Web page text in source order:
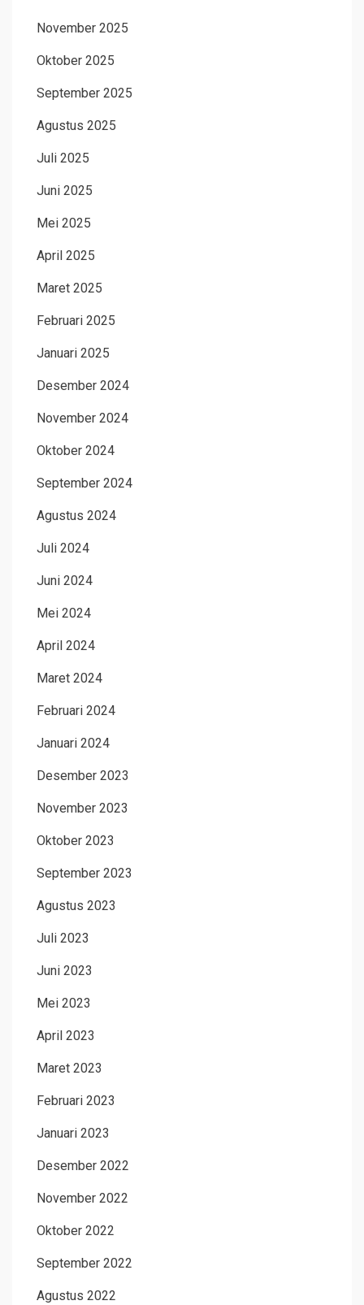
November 2025
Oktober 2025
September 2025
Agustus 2025
Juli 2025
Juni 2025
Mei 2025
April 2025
Maret 2025
Februari 2025
Januari 2025
Desember 2024
November 2024
Oktober 2024
September 2024
Agustus 2024
Juli 2024
Juni 2024
Mei 2024
April 2024
Maret 2024
Februari 2024
Januari 2024
Desember 2023
November 2023
Oktober 2023
September 2023
Agustus 2023
Juli 2023
Juni 2023
Mei 2023
April 2023
Maret 2023
Februari 2023
Januari 2023
Desember 2022
November 2022
Oktober 2022
September 2022
Agustus 2022